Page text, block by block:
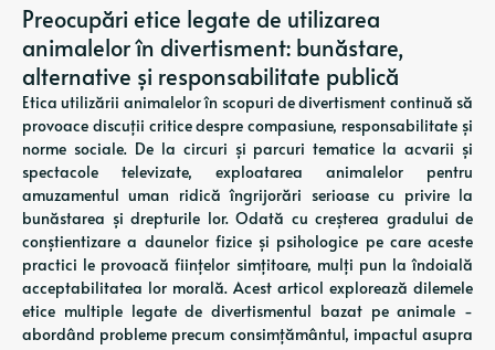
Preocupări etice legate de utilizarea
animalelor în divertisment: bunăstare,
alternative și responsabilitate publică
Etica utilizării animalelor în scopuri de divertisment continuă să
provoace discuții critice despre compasiune, responsabilitate și
norme sociale. De la circuri și parcuri tematice la acvarii și
spectacole televizate, exploatarea animalelor pentru
amuzamentul uman ridică îngrijorări serioase cu privire la
bunăstarea și drepturile lor. Odată cu creșterea gradului de
conștientizare a daunelor fizice și psihologice pe care aceste
practici le provoacă ființelor simțitoare, mulți pun la îndoială
acceptabilitatea lor morală. Acest articol explorează dilemele
etice multiple legate de divertismentul bazat pe animale -
abordând probleme precum consimțământul, impactul asupra